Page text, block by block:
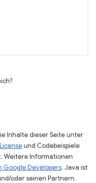
Inhalte dieser Seite unter
und Codebeispiele
Weitere Informationen
Google Developers. Java ist
oder seinen Partnern.